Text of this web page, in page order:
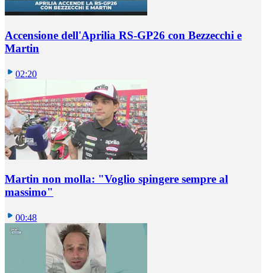
Accensione dell'Aprilia RS-GP26 con Bezzecchi e
Martin
02:20
Martin non molla: "Voglio spingere sempre al
massimo"
00:48